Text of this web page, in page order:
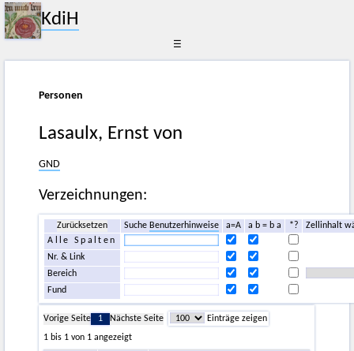
KdiH
☰
Personen
Lasaulx, Ernst von
GND
Verzeichnungen:
Zurücksetzen Suche Benutzerhinweise a=A a b = b a *?
Zellinhalt
Alle Spalten
Nr. & Link
Bereich
Fund
Vorige Seite 1 Nächste Seite
Einträge zeigen
1 bis 1 von 1 angezeigt